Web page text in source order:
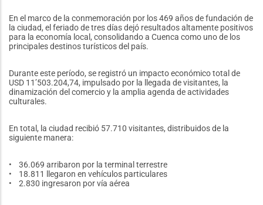
En el marco de la conmemoración por los 469 años de fundación de
la ciudad, el feriado de tres días dejó resultados altamente positivos
para la economía local, consolidando a Cuenca como uno de los
principales destinos turísticos del país.
Durante este período, se registró un impacto económico total de
USD 11’503.204,74, impulsado por la llegada de visitantes, la
dinamización del comercio y la amplia agenda de actividades
culturales.
En total, la ciudad recibió 57.710 visitantes, distribuidos de la
siguiente manera:
• 36.069 arribaron por la terminal terrestre
• 18.811 llegaron en vehículos particulares
• 2.830 ingresaron por vía aérea